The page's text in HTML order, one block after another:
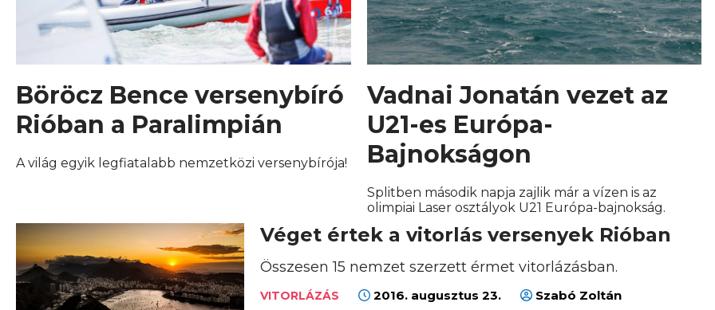
Böröcz Bence versenybíró
Rióban a Paralimpián
A világ egyik legfiatalabb nemzetközi versenybírója!
Vadnai Jonatán vezet az
U21-es Európa-
Bajnokságon
Splitben második napja zajlik már a vízen is az
olimpiai Laser osztályok U21 Európa-bajnokság.
Véget értek a vitorlás versenyek Rióban
Összesen 15 nemzet szerzett érmet vitorlázásban.
VITORLÁZÁS 2016. augusztus 23. Szabó Zoltán